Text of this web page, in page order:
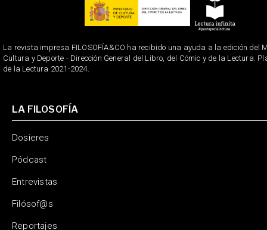
La revista impresa FILOSOFÍA&CO ha recibido una ayuda a la edición del
Cultura y Deporte - Dirección General del Libro, del Cómic y de la Lectura.
de la Lectura 2021-2024.
LA FILOSOFÍA
Dosieres
Pódcast
Entrevistas
Filósof@s
Reportajes